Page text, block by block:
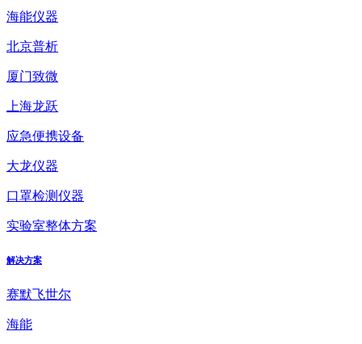
海能仪器
北京普析
厦门致微
上海龙跃
应急便携设备
大龙仪器
口罩检测仪器
实验室整体方案
解决方案
赛默飞世尔
海能